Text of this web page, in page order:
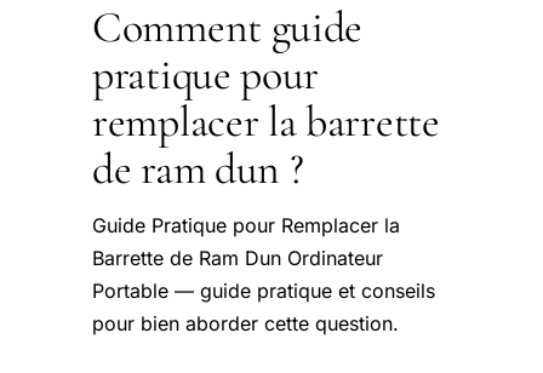
Comment guide
pratique pour
remplacer la barrette
de ram dun ?
Guide Pratique pour Remplacer la
Barrette de Ram Dun Ordinateur
Portable — guide pratique et conseils
pour bien aborder cette question.